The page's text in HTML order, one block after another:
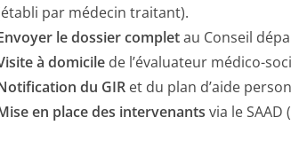
par médecin traitant).
le dossier completau Conseil
à domicile de l’évaluateur médico-
du GIR et du plan d’aide
en place des intervenants via le SAAD